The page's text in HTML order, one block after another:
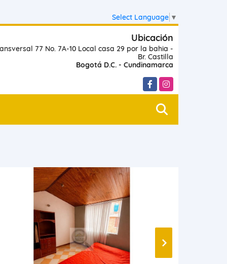
Select Language ▼
Ubicación
77 No. 7A-10 Local casa 29 por la bahia -
Br. Castilla
Bogotá D.C. - Cundinamarca
FacebookInstagram